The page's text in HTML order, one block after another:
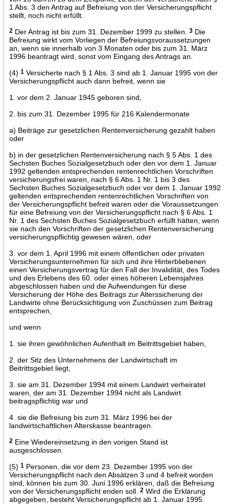
1 Abs. 3 den Antrag auf Befreiung von der Versicherungspflicht
stellt, noch nicht erfüllt.
2Der Antrag ist bis zum 31. Dezember 1999 zu stellen. 3Die
Befreiung wirkt vom Vorliegen der Befreiungsvoraussetzungen
an, wenn sie innerhalb von 3 Monaten oder bis zum 31. März
1996 beantragt wird, sonst vom Eingang des Antrags an.
(4) 1Versicherte nach § 1 Abs. 3 sind ab 1. Januar 1995 von der
Versicherungspflicht auch dann befreit, wenn sie
1. vor dem 2. Januar 1945 geboren sind,
2. bis zum 31. Dezember 1995 für 216 Kalendermonate
a) Beiträge zur gesetzlichen Rentenversicherung gezahlt haben
oder
b) in der gesetzlichen Rentenversicherung nach § 5 Abs. 1 des
Sechsten Buches Sozialgesetzbuch oder den vor dem 1. Januar
1992 geltenden entsprechenden rentenrechtlichen Vorschriften
versicherungsfrei waren, nach § 6 Abs. 1 Nr. 1 bis 3 des
Sechsten Buches Sozialgesetzbuch oder vor dem 1. Januar 1992
geltenden entsprechenden rentenrechtlichen Vorschriften von
der Versicherungspflicht befreit waren oder die Voraussetzungen
für eine Befreiung von der Versicherungspflicht nach § 6 Abs. 1
Nr. 1 des Sechsten Buches Sozialgesetzbuch erfüllt hätten, wenn
sie nach den Vorschriften der gesetzlichen Rentenversicherung
versicherungspflichtig gewesen wären, oder
3. vor dem 1. April 1996 mit einem öffentlichen oder privaten
Versicherungsunternehmen für sich und ihre Hinterbliebenen
einen Versicherungsvertrag für den Fall der Invalidität, des Todes
und des Erlebens des 60. oder eines höheren Lebensjahres
abgeschlossen haben und die Aufwendungen für diese
Versicherung der Höhe des Beitrags zur Alterssicherung der
Landwirte ohne Berücksichtigung von Zuschüssen zum Beitrag
entsprechen,
und wenn
1. sie ihren gewöhnlichen Aufenthalt im Beitrittsgebiet haben,
2. der Sitz des Unternehmens der Landwirtschaft im
Beitrittsgebiet liegt,
3. sie am 31. Dezember 1994 mit einem Landwirt verheiratet
waren, der am 31. Dezember 1994 nicht als Landwirt
beitragspflichtig war und
4. sie die Befreiung bis zum 31. März 1996 bei der
landwirtschaftlichen Alterskasse beantragen.
2Eine Wiedereinsetzung in den vorigen Stand ist
ausgeschlossen.
(5) 1Personen, die vor dem 23. Dezember 1995 von der
Versicherungspflicht nach den Absätzen 3 und 4 befreit worden
sind, können bis zum 30. Juni 1996 erklären, daß die Befreiung
von der Versicherungspflicht enden soll.
2Wird die Erklärung
abgegeben, besteht Versicherungspflicht ab 1. Januar 1995.